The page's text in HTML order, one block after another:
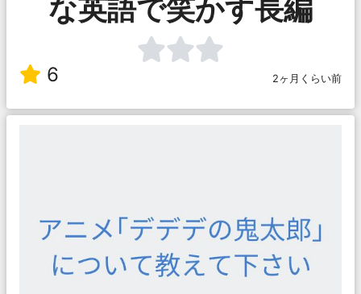
な英語で笑かす長編
6 2ヶ月くらい前